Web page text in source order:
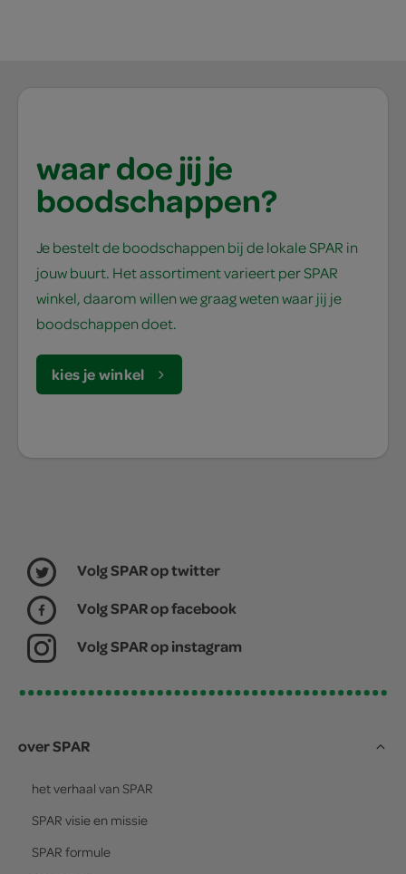
waar doe jij je
boodschappen?
Je bestelt de boodschappen bij de lokale SPAR in
jouw buurt. Het assortiment varieert per SPAR
winkel, daarom willen we graag weten waar jij je
boodschappen doet.
kies je winkel
Volg SPAR op twitter
Volg SPAR op facebook
Volg SPAR op instagram
over SPAR
het verhaal van SPAR
SPAR visie en missie
SPAR formule